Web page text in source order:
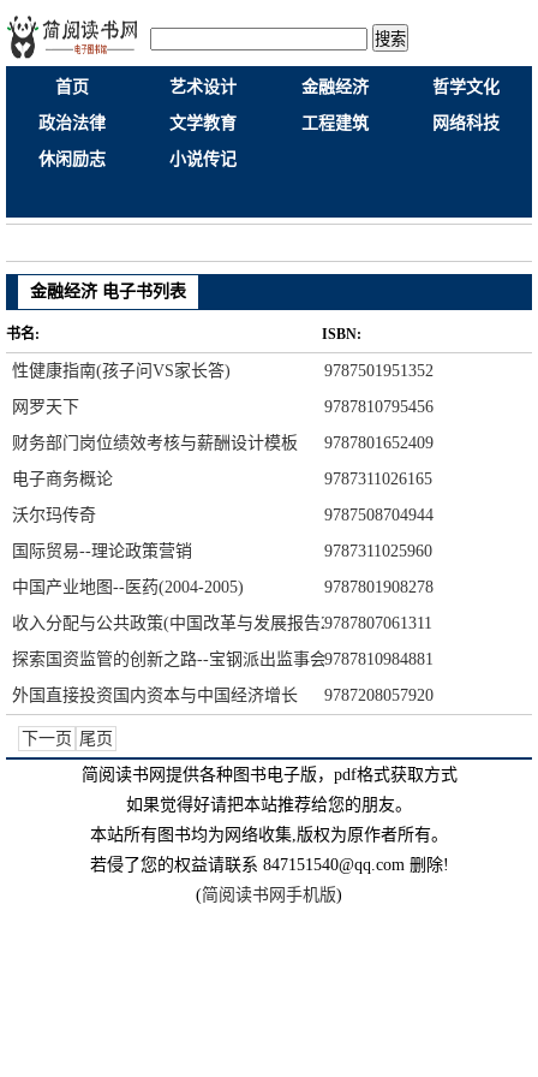
搜索
首页 艺术设计 金融经济
哲学文化
政治法律
文学教育 工程建筑
网络科技
休闲励志
小说传记
金融经济 电子书列表
书名: ISBN:
性健康指南(孩子问VS家长答)
9787501951352
网罗天下
9787810795456
财务部门岗位绩效考核与薪酬设计模板
9787801652409
电子商务概论
9787311026165
沃尔玛传奇
9787508704944
国际贸易--理论政策营销
9787311025960
中国产业地图--医药(2004-2005)
9787801908278
收入分配与公共政策(中国改革与发展报告2005)9787807061311
探索国资监管的创新之路--宝钢派出监事会的国有资产监督模式
9787810984881
外国直接投资国内资本与中国经济增长
9787208057920
下一页 尾页
简阅读书网提供各种图书电子版，pdf格式获取方式
如果觉得好请把本站推荐给您的朋友。
本站所有图书均为网络收集,版权为原作者所有。
若侵了您的权益请联系 847151540@qq.com 删除!
(简阅读书网手机版)